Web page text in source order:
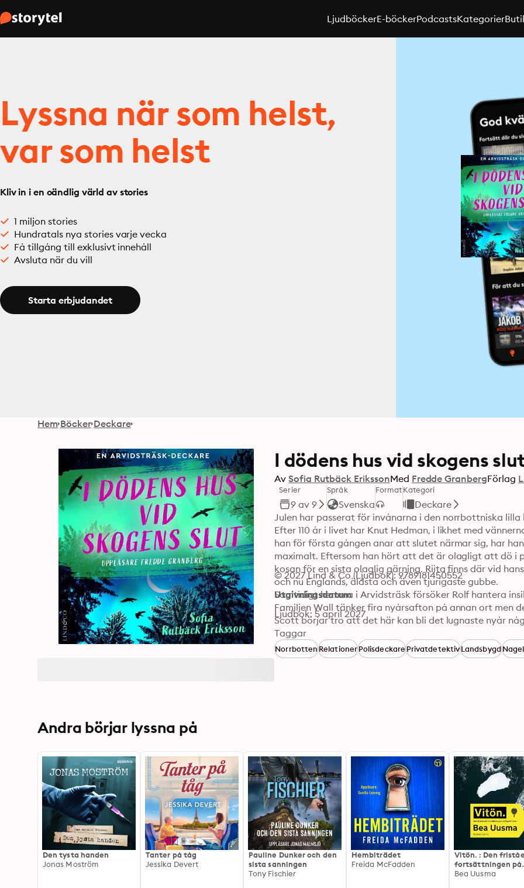
LjudböckerE-böckerPodcastsKategorier
Lyssna när som helst,
var som helst
Kliv in i en oändlig värld av stories
1 miljon stories
Hundratals nya stories varje vecka
Få tillgång till exklusivt innehåll
Avsluta när du vill
Starta erbjudandet
Hem Böcker Deckare
I dödens hus vid skogens
Av Sofia Rutbäck ErikssonMed Fredde GranbergFörlag
Serier
9 av 9
Språk
Svenska
FormatKategori
Deckare
Julen har passerat för invånarna i den norrbottniska
Efter 110 år i livet har Knut Hedman, i likhet med
han för första gången anar att slutet närmar sig, har
maximalt. Eftersom han hört att det är olagligt att dö i
kosan för en sista olaglig gärning. Riita finns där vid
och nu Englands, äldsta och även tjurigaste gubbe.
Samtidigt hemma i Arvidsträsk försöker Rolf hantera
Familjen Wall tänker fira nyårsafton på annan ort men
Scott börjar tro att det här kan bli det lugnaste nyår
det raka motsatsen.
För i ett av husen kring den lilla sjön – där alla är som
hända. Frågan är om något mer kommer bli som förr.
© 2027 Lind & Co (Ljudbok): 9789181450552
Utgivningsdatum
Ljudbok: 5 april 2027
Taggar
NorrbottenRelationerPolisdeckarePrivatdetektivLandsbygd
Andra börjar lyssna på
Den tysta handen
Jonas Moström
Tanter på tåg
Jessika Devert
Pauline Dunker och den
sista sanningen
Tony Fischier
Hembiträdet
Freida McFadden
Vitön. : Den
fortsättningen på
Expeditionen
Bea Uusma